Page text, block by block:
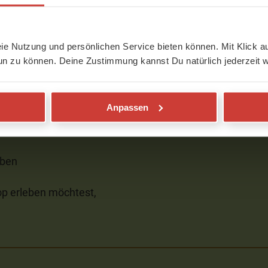
Nutzung und persönlichen Service bieten können. Mit Klick
zu können. Deine Zustimmung kannst Du natürlich jederzeit
Anpassen
Online-Kurse
erleben möchtest,